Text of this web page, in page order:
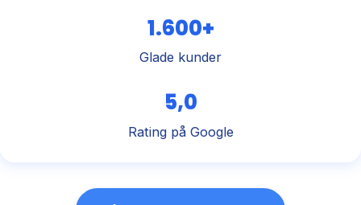
1.600+
Glade kunder
5,0
Rating på Google